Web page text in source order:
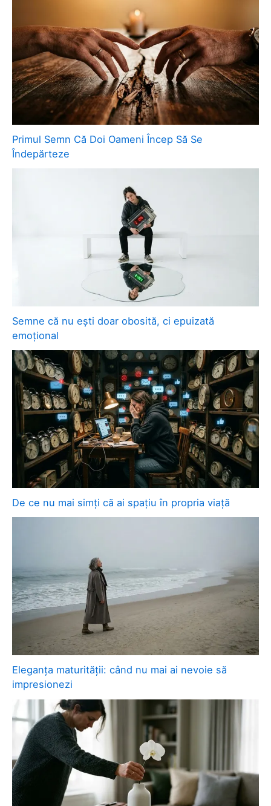
Primul Semn Că Doi Oameni Încep Să Se
Îndepărteze
Semne că nu ești doar obosită, ci epuizată
emoțional
De ce nu mai simți că ai spațiu în propria viață
Eleganța maturității: când nu mai ai nevoie să
impresionezi